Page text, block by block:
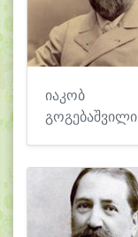
იაკობ
გოგებაშვილი